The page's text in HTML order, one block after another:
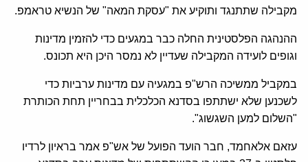
מקבילה שתתנגד ותוקיע את "עסקת המאה" של הנשיא טראמפ.
ההנהגה הפלסטינית החלה כבר במגעים כדי להזמין מדינות
וגופים לועידה המקבילה שעדיין לא נמסר היכן היא תכונס.
במקביל ממשיכה הרש"פ במגעיה עם מדינות ערביות כדי
לשכנען שלא ישתתפו בסדנא הכלכלית בבחריין תחת הכותרת
"השלום למען השגשוג".
עזאם אלאחמד, חבר הועד הפועל של אש"פ אמר בראיון לרדיו